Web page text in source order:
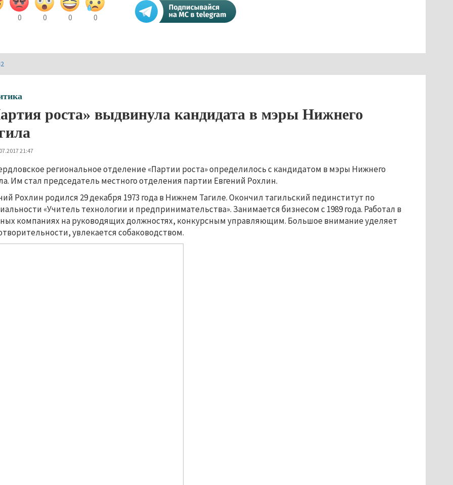
0 0 0 0
роста» выдвинула кандидата в мэры Нижнего
21:47
региональное отделение «Партии роста» определилось с кандидатом в мэры Нижнего
Им стал председатель местного отделения партии Евгений Рохлин.
Рохлин родился 29 декабря 1973 года в Нижнем Тагиле. Окончил тагильский пединститут по
«Учитель технологии и предпринимательства». Занимается бизнесом с 1989 года. Работал в
компаниях на руководящих должностях, конкурсным управляющим. Большое внимание уделяет
увлекается собаководством.